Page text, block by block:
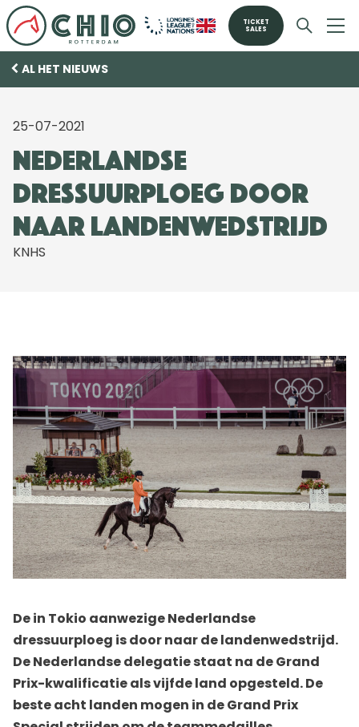
TICKET
SALES
AL HET NIEUWS
25-07-2021
Nederlandse
dressuurploeg door
naar landenwedstrijd
KNHS
De in Tokio aanwezige Nederlandse
dressuurploeg is door naar de landenwedstrijd.
De Nederlandse delegatie staat na de Grand
Prix-kwalificatie als vijfde land opgesteld. De
beste acht landen mogen in de Grand Prix